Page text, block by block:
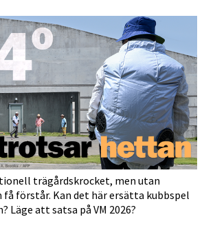
trägårdskrocket, men utan
förstår. Kan det här ersätta kubbspel
Läge att satsa på VM 2026?